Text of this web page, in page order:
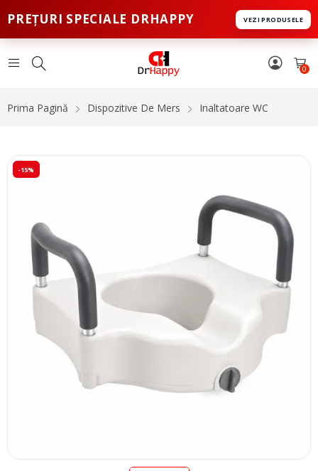
PREȚURI SPECIALE DRHAPPY VEZI PRODUSELE
0
Prima Pagină Dispozitive De Mers Inaltatoare WC
-15%